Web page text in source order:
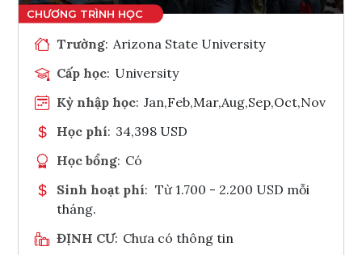
Trường: Arizona State University
Cấp học: University
Kỳ nhập học: Jan,Feb,Mar,Aug,Sep,Oct,Nov
Học phí: 34,398 USD
Học bổng: Có
Sinh hoạt phí: Từ 1.700 - 2.200 USD mỗi
tháng.
ĐỊNH CƯ: Chưa có thông tin